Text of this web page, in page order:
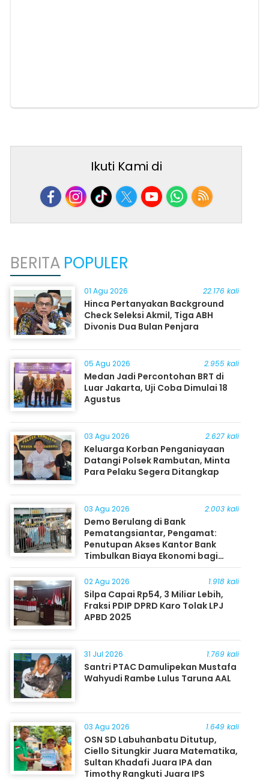
Ikuti Kami di
BERITA POPULER
01 Agu 2026 22.176 kali
Hinca Pertanyakan Background
Check Seleksi Akmil, Tiga ABH
Divonis Dua Bulan Penjara
05 Agu 2026 2.955 kali
Medan Jadi Percontohan BRT di
Luar Jakarta, Uji Coba Dimulai 18
Agustus
03 Agu 2026 2.627 kali
Keluarga Korban Penganiayaan
Datangi Polsek Rambutan, Minta
Para Pelaku Segera Ditangkap
03 Agu 2026 2.003 kali
Demo Berulang di Bank
Pematangsiantar, Pengamat:
Penutupan Akses Kantor Bank
Timbulkan Biaya Ekonomi bagi
Masyarakat
02 Agu 2026 1.918 kali
Silpa Capai Rp54, 3 Miliar Lebih,
Fraksi PDIP DPRD Karo Tolak LPJ
APBD 2025
31 Jul 2026 1.769 kali
Santri PTAC Damulipekan Mustafa
Wahyudi Rambe Lulus Taruna AAL
03 Agu 2026 1.649 kali
OSN SD Labuhanbatu Ditutup,
Ciello Situngkir Juara Matematika,
Sultan Khadafi Juara IPA dan
Timothy Rangkuti Juara IPS